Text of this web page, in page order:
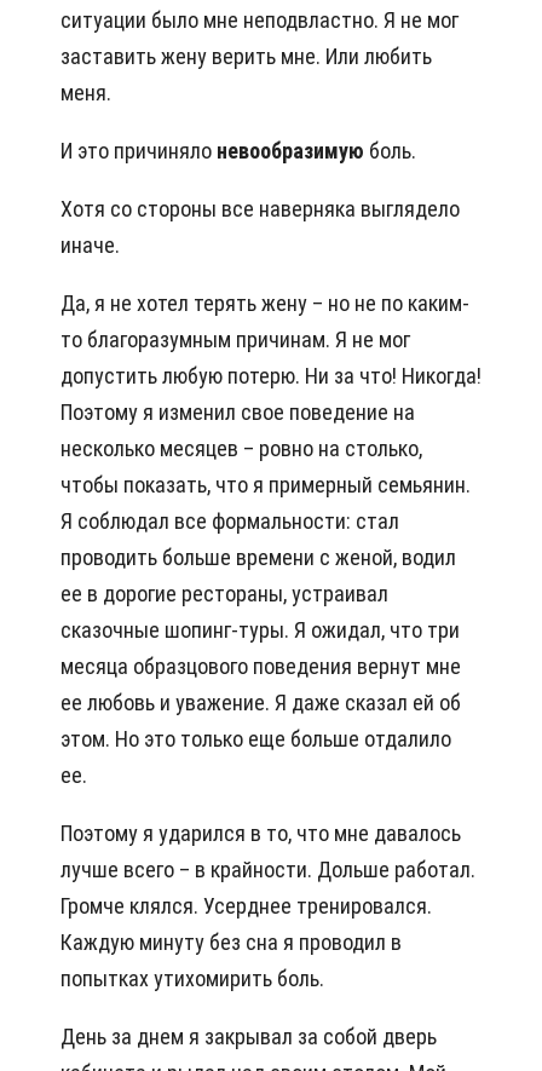
ситуации было мне неподвластно. Я не мог
заставить жену верить мне. Или любить
меня.
И это причиняло невообразимую боль.
Хотя со стороны все наверняка выглядело
иначе.
Да, я не хотел терять жену – но не по каким-
то благоразумным причинам. Я не мог
допустить любую потерю. Ни за что! Никогда!
Поэтому я изменил свое поведение на
несколько месяцев – ровно на столько,
чтобы показать, что я примерный семьянин.
Я соблюдал все формальности: стал
проводить больше времени с женой, водил
ее в дорогие рестораны, устраивал
сказочные шопинг-туры. Я ожидал, что три
месяца образцового поведения вернут мне
ее любовь и уважение. Я даже сказал ей об
этом. Но это только еще больше отдалило
ее.
Поэтому я ударился в то, что мне давалось
лучше всего – в крайности. Дольше работал.
Громче клялся. Усерднее тренировался.
Каждую минуту без сна я проводил в
попытках утихомирить боль.
День за днем я закрывал за собой дверь